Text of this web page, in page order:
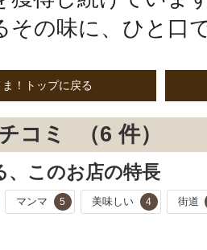
その味に、ひと口
ま！トップに戻る
コミ （6 件）
、このお店の特長
マンマ 5 美味しい 4 街道